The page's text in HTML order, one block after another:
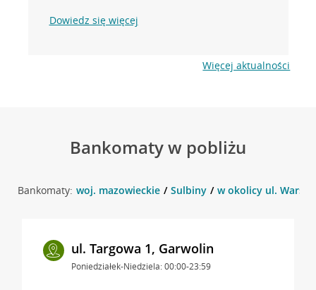
Dowiedz się więcej
Więcej aktualności
Bankomaty w pobliżu
Bankomaty: woj. mazowieckie Sulbiny w okolicy ul.
ul. Targowa 1, Garwolin
Poniedziałek-Niedziela: 00:00-23:59